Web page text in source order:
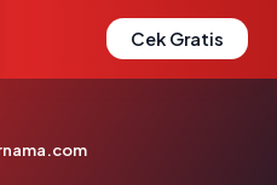
Cek Gratis